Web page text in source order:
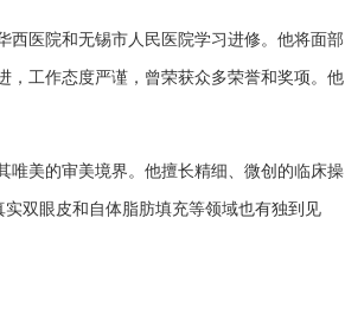
西医院和无锡市人民医院学习进修。他将面部
，工作态度严谨，曾荣获众多荣誉和奖项。他
唯美的审美境界。他擅长精细、微创的临床操
双眼皮和自体脂肪填充等领域也有独到见